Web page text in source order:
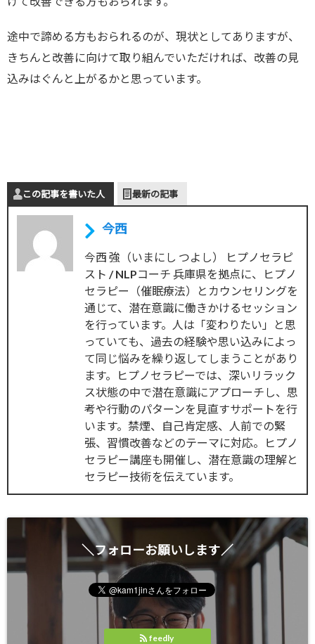
途中で諦める方もおられるのが、現状としてありますが、
きちんと改善に向けて取り組んでいただければ、改善の見
込みはぐんと上がるかと思っています。
この記事を書いた人 最新の記事
今西
今西 強（いまにし つよし） ヒプノセラピ
スト / NLPコーチ 兵庫県を拠点に、ヒプノ
セラピー（催眠療法）とカウンセリングを
通じて、潜在意識に働きかけるセッション
を行っています。人は「変わりたい」と思
っていても、過去の経験や思い込みによっ
て同じ悩みを繰り返してしまうことがあり
ます。ヒプノセラピーでは、深いリラック
ス状態の中で潜在意識にアプローチし、思
考や行動のパターンを見直すサポートを行
います。禁煙、自己肯定感、人前での緊
張、習慣改善などのテーマに対応。ヒプノ
セラピー講座も開催し、潜在意識の理解と
セラピー技術を伝えています。
＼フォローお願いします／
feedly